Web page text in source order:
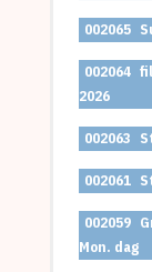
002065
002064
2026
002063
002061
002059
Mon. dag